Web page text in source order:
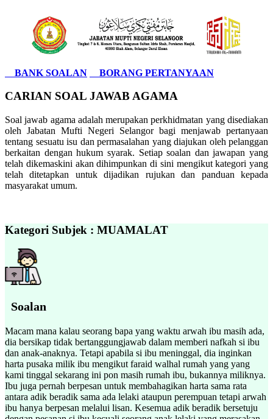
BANK SOALAN BORANG PERTANYAAN
CARIAN SOAL JAWAB AGAMA
Soal jawab agama adalah merupakan perkhidmatan yang disediakan
oleh Jabatan Mufti Negeri Selangor bagi menjawab pertanyaan
tentang sesuatu isu dan permasalahan yang diajukan oleh pelanggan
berkaitan dengan hukum syarak. Setiap soalan dan jawapan yang
telah dikemaskini akan dihimpunkan di sini mengikut kategori yang
telah ditetapkan untuk dijadikan rujukan dan panduan kepada
masyarakat umum.
Kategori Subjek : MUAMALAT
Soalan
Macam mana kalau seorang bapa yang waktu arwah ibu masih ada,
dia bersikap tidak bertanggungjawab dalam memberi nafkah si ibu
dan anak-anaknya. Tetapi apabila si ibu meninggal, dia inginkan
harta pusaka milik ibu mengikut faraid walhal rumah yang yang
kami tinggal sekarang ini pon masih rumah ibu, bukannya miliknya.
Ibu juga pernah berpesan untuk membahagikan harta sama rata
antara adik beradik sama ada lelaki ataupun perempuan tetapi arwah
ibu hanya berpesan melalui lisan. Kesemua adik beradik bersetuju